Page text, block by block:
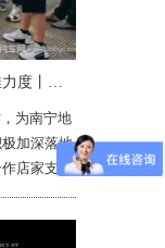
广州酷派持续组件专业发烧矩阵 加深南宁地区地推力度丨资讯
为南宁地
加深落地
店家支持